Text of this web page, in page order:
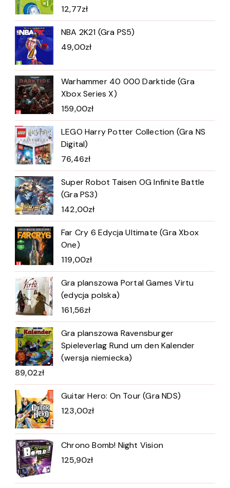
12,77zł
NBA 2K21 (Gra PS5)
49,00zł
Warhammer 40 000 Darktide (Gra
Xbox Series X)
159,00zł
LEGO Harry Potter Collection (Gra NS
Digital)
76,46zł
Super Robot Taisen OG Infinite Battle
(Gra PS3)
142,00zł
Far Cry 6 Edycja Ultimate (Gra Xbox
One)
119,00zł
Gra planszowa Portal Games Virtu
(edycja polska)
161,56zł
Gra planszowa Ravensburger
Spieleverlag Rund um den Kalender
(wersja niemiecka)
89,02zł
Guitar Hero: On Tour (Gra NDS)
123,00zł
Chrono Bomb! Night Vision
125,90zł